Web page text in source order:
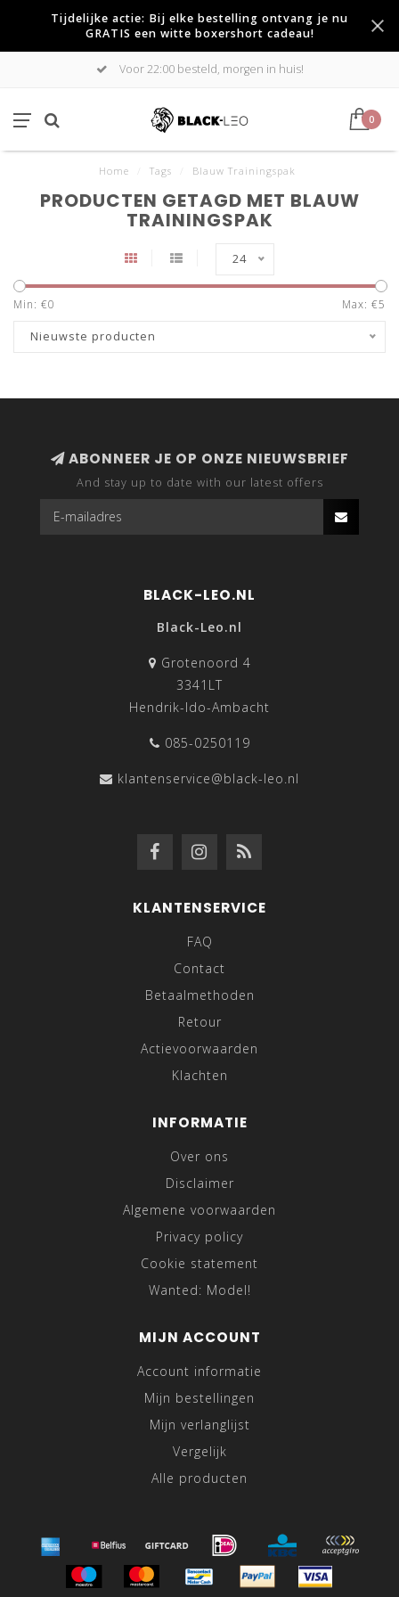
Tijdelijke actie: Bij elke bestelling ontvang je nu
GRATIS een witte boxershort cadeau!
Voor 22:00 besteld, morgen in huis!
0
Home Tags Blauw Trainingspak
PRODUCTEN GETAGD MET BLAUW
TRAININGSPAK
24
Min: €0 Max: €5
Nieuwste producten
ABONNEER JE OP ONZE NIEUWSBRIEF
And stay up to date with our latest offers
BLACK-LEO.NL
Black-Leo.nl
Grotenoord 4
3341LT
Hendrik-Ido-Ambacht
085-0250119
klantenservice@black-leo.nl
KLANTENSERVICE
FAQ
Contact
Betaalmethoden
Retour
Actievoorwaarden
Klachten
INFORMATIE
Over ons
Disclaimer
Algemene voorwaarden
Privacy policy
Cookie statement
Wanted: Model!
MIJN ACCOUNT
Account informatie
Mijn bestellingen
Mijn verlanglijst
Vergelijk
Alle producten